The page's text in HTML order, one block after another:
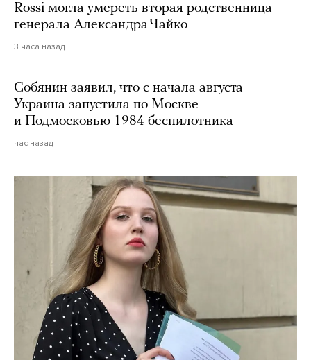
Rossi могла умереть вторая родственница
генерала Александра Чайко
3 часа назад
Собянин заявил, что с начала августа
Украина запустила по Москве
и Подмосковью 1984 беспилотника
час назад